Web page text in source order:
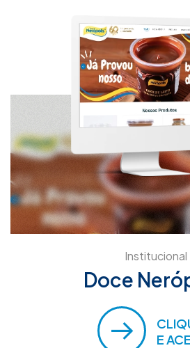
Institucional
Doce
E